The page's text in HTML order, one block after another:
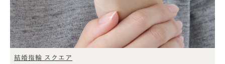
結婚指輪 スクエア